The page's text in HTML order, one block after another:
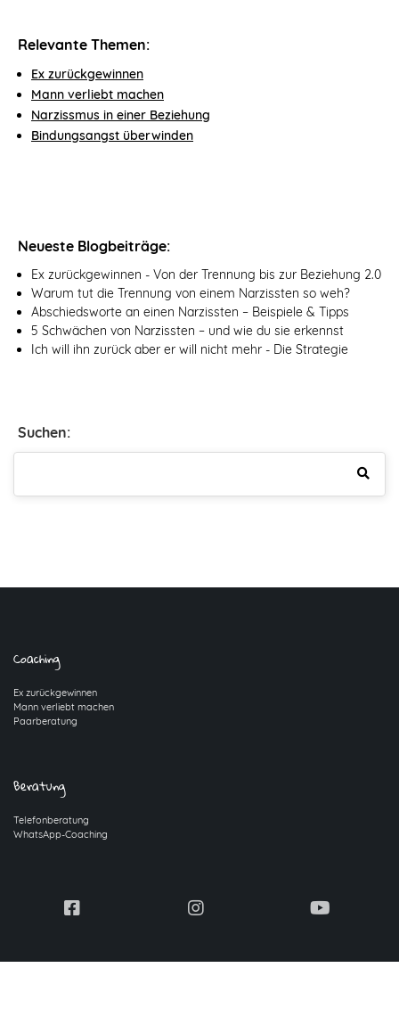
Relevante Themen:
Ex zurückgewinnen
Mann verliebt machen
Narzissmus in einer Beziehung
Bindungsangst überwinden
Neueste Blogbeiträge:
Ex zurückgewinnen - Von der Trennung bis zur Beziehung 2.0
Warum tut die Trennung von einem Narzissten so weh?
Abschiedsworte an einen Narzissten – Beispiele & Tipps
5 Schwächen von Narzissten – und wie du sie erkennst
Ich will ihn zurück aber er will nicht mehr - Die Strategie
Suchen:
Coaching
Ex zurückgewinnen
Mann verliebt machen
Paarberatung
Beratung
Telefonberatung
WhatsApp-Coaching